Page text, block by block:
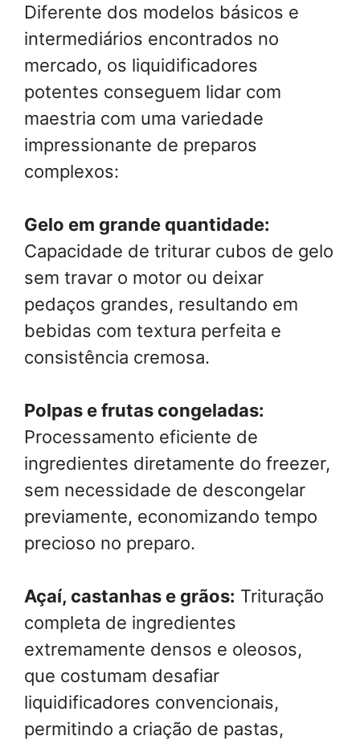
Diferente dos modelos básicos e
intermediários encontrados no
mercado, os liquidificadores
potentes conseguem lidar com
maestria com uma variedade
impressionante de preparos
complexos:
Gelo em grande quantidade:
Capacidade de triturar cubos de gelo
sem travar o motor ou deixar
pedaços grandes, resultando em
bebidas com textura perfeita e
consistência cremosa.
Polpas e frutas congeladas:
Processamento eficiente de
ingredientes diretamente do freezer,
sem necessidade de descongelar
previamente, economizando tempo
precioso no preparo.
Açaí, castanhas e grãos: Trituração
completa de ingredientes
extremamente densos e oleosos,
que costumam desafiar
liquidificadores convencionais,
permitindo a criação de pastas,